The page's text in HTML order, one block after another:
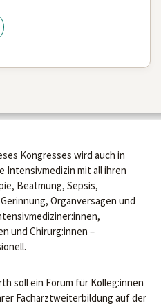
Kongresses wird auch in
Intensivmedizin mit all ihren
Beatmung, Sepsis,
Organversagen und
und Chirurg:innen –
soll ein Forum für Kolleg:innen
Facharztweiterbildung auf der